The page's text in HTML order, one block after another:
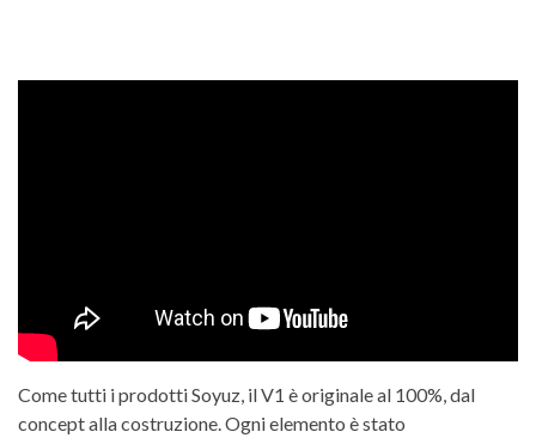
Come tutti i prodotti Soyuz, il V1 è originale al 100%, dal
concept alla costruzione. Ogni elemento è stato